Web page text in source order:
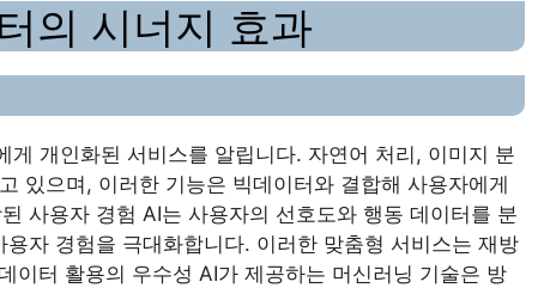
의 시너지 효과
게 개인화된 서비스를 알립니다. 자연어 처리, 이미지 분
있으며, 이러한 기능은 빅데이터와 결합해 사용자에게
사용자 경험 AI는 사용자의 선호도와 행동 데이터를 분
자 경험을 극대화합니다. 이러한 맞춤형 서비스는 재방
이터 활용의 우수성 AI가 제공하는 머신러닝 기술은 방